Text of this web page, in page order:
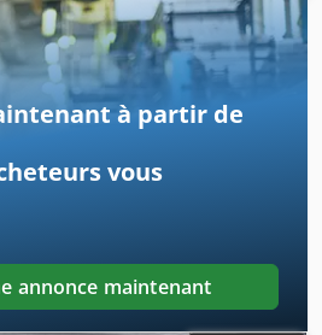
à partir de
vous
annonce maintenant